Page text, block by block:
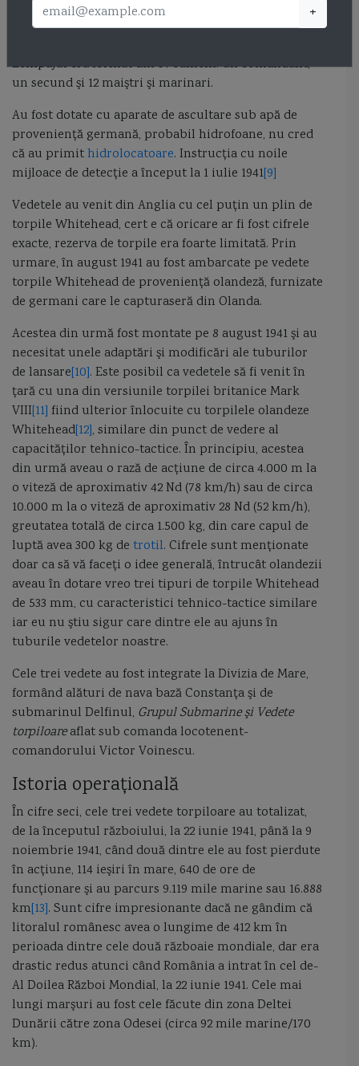
tip Vickers 303, 6 grenade antisubmarin şi,
bineînţeles, cele două torpile de 533 mm. Micul
Echipajul era format din 14 oameni: un comandant,
un secund şi 12 maiştri şi marinari.
Au fost dotate cu aparate de ascultare sub apă de
provenienţă germană, probabil hidrofoane, nu cred
că au primithidrolocatoare. Instrucţia cu noile
mijloace de detecţie a început la 1 iulie 1941[9]
Vedetele au venit din Anglia cu cel puţin un plin de
torpile Whitehead, cert e că oricare ar fi fost cifrele
exacte, rezerva de torpile era foarte limitată. Prin
urmare, în august 1941 au fost ambarcate pe vedete
torpile Whitehead de provenienţă olandeză, furnizate
de germani care le capturaseră din Olanda.
Acestea din urmă fost montate pe 8 august 1941 şi au
necesitat unele adaptări şi modificări ale tuburilor
de lansare[10]. Este posibil ca vedetele să fi venit în
ţară cu una din versiunile torpilei britanice Mark
VIII[11] fiind ulterior înlocuite cu torpilele olandeze
Whitehead[12], similare din punct de vedere al
capacităţilor tehnico-tactice. În principiu, acestea
din urmă aveau o rază de acţiune de circa 4.000 m la
o viteză de aproximativ 42 Nd (78 km/h) sau de circa
10.000 m la o viteză de aproximativ 28 Nd (52 km/h),
greutatea totală de circa 1.500 kg, din care capul de
luptă avea 300 kg de trotil. Cifrele sunt menţionate
doar ca să vă faceţi o idee generală, întrucât olandezii
aveau în dotare vreo trei tipuri de torpile Whitehead
de 533 mm, cu caracteristici tehnico-tactice similare
iar eu nu ştiu sigur care dintre ele au ajuns în
tuburile vedetelor noastre.
Cele trei vedete au fost integrate la Divizia de Mare,
formând alături de nava bază Constanţa şi de
submarinul Delfinul, Grupul Submarine şi Vedete
torpiloareaflat sub comanda locotenent-
comandorului Victor Voinescu.
Istoria operaţională
În cifre seci, cele trei vedete torpiloare au totalizat,
de la începutul războiului, la 22 iunie 1941, până la 9
noiembrie 1941, când două dintre ele au fost pierdute
în acțiune, 114 ieşiri în mare, 640 de ore de
funcţionare şi au parcurs 9.119 mile marine sau 16.888
km[13]. Sunt cifre impresionante dacă ne gândim că
litoralul românesc avea o lungime de 412 km în
perioada dintre cele două războaie mondiale, dar era
drastic redus atunci când România a intrat în cel de-
Al Doilea Război Mondial, la 22 iunie 1941. Cele mai
lungi marşuri au fost cele făcute din zona Deltei
Dunării către zona Odesei (circa 92 mile marine/170
km).
+